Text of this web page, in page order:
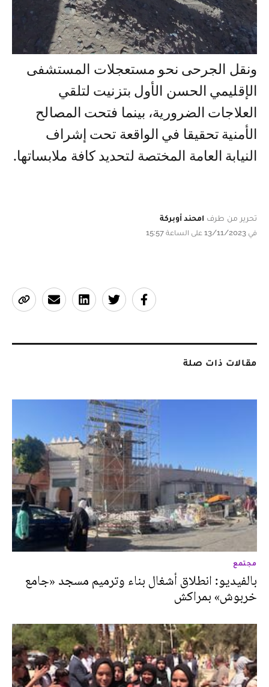
ونقل الجرحى نحو مستعجلات المستشفى
الإقليمي الحسن الأول بتزنيت لتلقي
العلاجات الضرورية، بينما فتحت المصالح
الأمنية تحقيقا في الواقعة تحت إشراف
النيابة العامة المختصة لتحديد كافة ملابساتها.
تحرير من طرف امحند أوبركة
في 13/11/2023 على الساعة 15:57
مقالات ذات صلة
مجتمع
بالفيديو: انطلاق أشغال بناء وترميم مسجد «جامع
خربوش» بمراكش